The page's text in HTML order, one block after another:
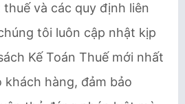
thuế và các quy định liên
tôi luôn cập nhật kịp
Kế Toán Thuế mới nhất
khách hàng, đảm bảo